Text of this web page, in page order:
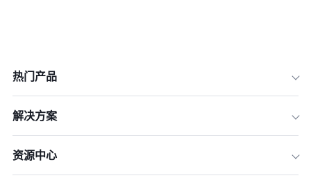
热门产品
解决方案
资源中心